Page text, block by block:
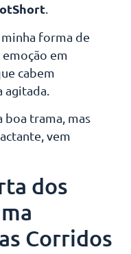
.
forma de
em
cabem
boa trama, mas
vem
dos
Corridos